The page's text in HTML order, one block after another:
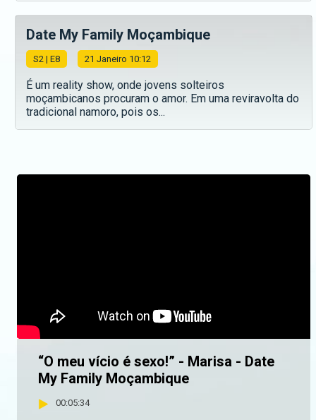
Date My Family Moçambique
S2 | E8 21 Janeiro 10:12
É um reality show, onde jovens solteiros
moçambicanos procuram o amor. Em uma reviravolta do
tradicional namoro, pois os...
“O meu vício é sexo!” - Marisa - Date
My Family Moçambique
00:05:34